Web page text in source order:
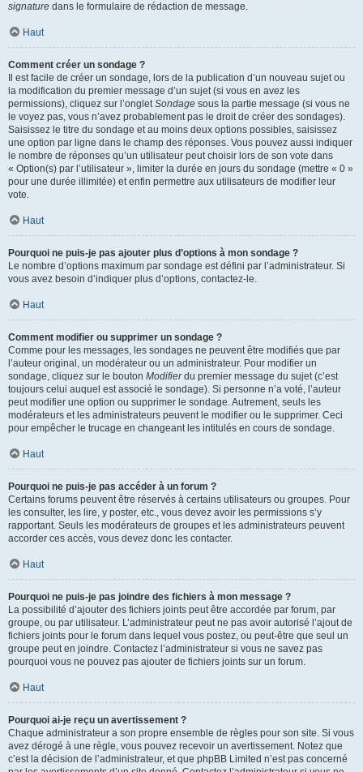
signature dans le formulaire de rédaction de message.
Haut
Comment créer un sondage ?
Il est facile de créer un sondage, lors de la publication d’un nouveau sujet ou
la modification du premier message d’un sujet (si vous en avez les
permissions), cliquez sur l’ongletSondage sous la partie message (si vous ne
le voyez pas, vous n’avez probablement pas le droit de créer des sondages).
Saisissez le titre du sondage et au moins deux options possibles, saisissez
une option par ligne dans le champ des réponses. Vous pouvez aussi indiquer
le nombre de réponses qu’un utilisateur peut choisir lors de son vote dans
« Option(s) par l’utilisateur », limiter la durée en jours du sondage (mettre « 0 »
pour une durée illimitée) et enfin permettre aux utilisateurs de modifier leur
vote.
Haut
Pourquoi ne puis-je pas ajouter plus d’options à mon sondage ?
Le nombre d’options maximum par sondage est défini par l’administrateur. Si
vous avez besoin d’indiquer plus d’options, contactez-le.
Haut
Comment modifier ou supprimer un sondage ?
Comme pour les messages, les sondages ne peuvent être modifiés que par
l’auteur original, un modérateur ou un administrateur. Pour modifier un
sondage, cliquez sur le bouton Modifierdu premier message du sujet (c’est
toujours celui auquel est associé le sondage). Si personne n’a voté, l’auteur
peut modifier une option ou supprimer le sondage. Autrement, seuls les
modérateurs et les administrateurs peuvent le modifier ou le supprimer. Ceci
pour empêcher le trucage en changeant les intitulés en cours de sondage.
Haut
Pourquoi ne puis-je pas accéder à un forum ?
Certains forums peuvent être réservés à certains utilisateurs ou groupes. Pour
les consulter, les lire, y poster, etc., vous devez avoir les permissions s’y
rapportant. Seuls les modérateurs de groupes et les administrateurs peuvent
accorder ces accès, vous devez donc les contacter.
Haut
Pourquoi ne puis-je pas joindre des fichiers à mon message ?
La possibilité d’ajouter des fichiers joints peut être accordée par forum, par
groupe, ou par utilisateur. L’administrateur peut ne pas avoir autorisé l’ajout de
fichiers joints pour le forum dans lequel vous postez, ou peut-être que seul un
groupe peut en joindre. Contactez l’administrateur si vous ne savez pas
pourquoi vous ne pouvez pas ajouter de fichiers joints sur un forum.
Haut
Pourquoi ai-je reçu un avertissement ?
Chaque administrateur a son propre ensemble de règles pour son site. Si vous
avez dérogé à une règle, vous pouvez recevoir un avertissement. Notez que
c’est la décision de l’administrateur, et que phpBB Limited n’est pas concerné